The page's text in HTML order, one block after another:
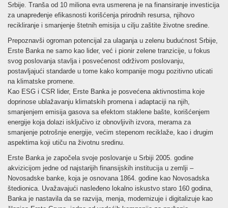
Srbije. Tranša od 10 miliona evra usmerena je na finansiranje investicija
za unapređenje efikasnosti korišćenja prirodnih resursa, njihovo
recikliranje i smanjenje štetnih emisija u cilju zaštite životne sredine.
Prepoznavši ogroman potencijal za ulaganja u zelenu budućnost Srbije,
Erste Banka ne samo kao lider, već i pionir zelene tranzicije, u fokus
svog poslovanja stavlja i posvećenost održivom poslovanju,
postavljajući standarde u tome kako kompanije mogu pozitivno uticati
na klimatske promene.
Kao ESG i CSR lider, Erste Banka je posvećena aktivnostima koje
doprinose ublažavanju klimatskih promena i adaptaciji na njih,
smanjenjem emisija gasova sa efektom staklene bašte, korišćenjem
energije koja dolazi isključivo iz obnovljivih izvora, merama za
smanjenje potrošnje energije, većim stepenom reciklaže, kao i drugim
aspektima koji utiču na životnu sredinu.
Erste Banka je započela svoje poslovanje u Srbiji 2005. godine
akvizicijom jedne od najstarijih finansijskih institucija u zemlji –
Novosadske banke, koja je osnovana 1864. godine kao Novosadska
štedionica. Uvažavajući nasleđeno lokalno iskustvo staro 160 godina,
Banka je nastavila da se razvija, menja, modernizuje i digitalizuje kao